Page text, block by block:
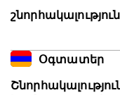
շնորհակալություն
Օգտատեր